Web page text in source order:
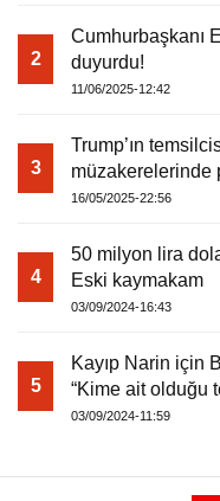
2
Cumhurbaşkanı
duyurdu!
11/06/2025-12:42
3
Trump’ın
müzakerelerinde
16/05/2025-22:56
4
50 milyon lira
Eski kaymakam
03/09/2024-16:43
5
Kayıp Narin için
“Kime ait olduğu
03/09/2024-11:59